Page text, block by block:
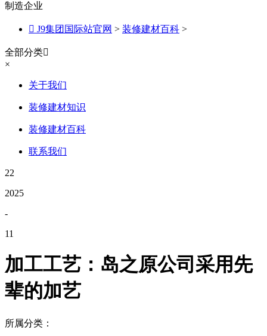
制造企业
 J9集团国际站官网 > 装修建材百科 >
全部分类
×
关于我们
装修建材知识
装修建材百科
联系我们
22
2025
-
11
加工工艺：岛之原公司采用先
辈的加艺
所属分类：